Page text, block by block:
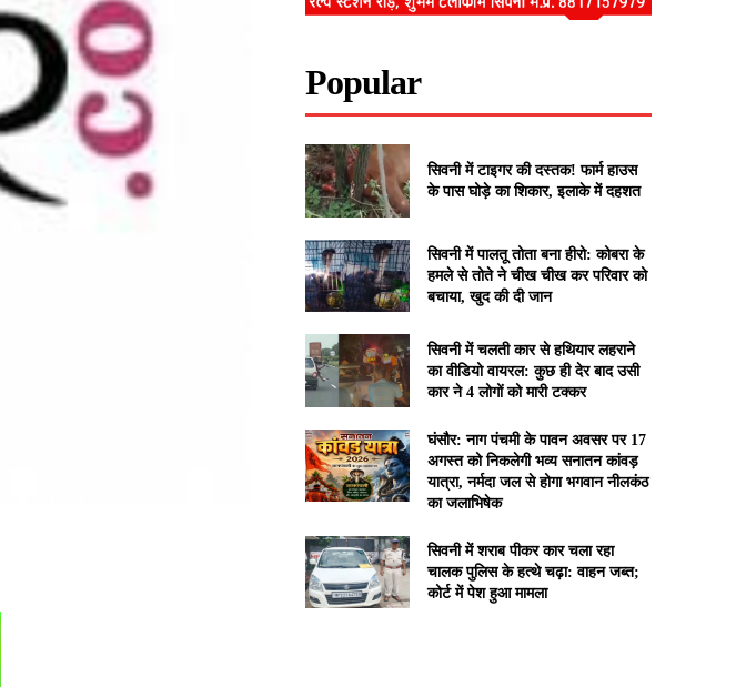
Popular
सिवनी में टाइगर की दस्तक! फार्म हाउस
के पास घोड़े का शिकार, इलाके में दहशत
सिवनी में पालतू तोता बना हीरो: कोबरा के
हमले से तोते ने चीख चीख कर परिवार को
बचाया, खुद की दी जान
सिवनी में चलती कार से हथियार लहराने
का वीडियो वायरल: कुछ ही देर बाद उसी
कार ने 4 लोगों को मारी टक्कर
घंसौर: नाग पंचमी के पावन अवसर पर 17
अगस्त को निकलेगी भव्य सनातन कांवड़
यात्रा, नर्मदा जल से होगा भगवान नीलकंठ
का जलाभिषेक
सिवनी में शराब पीकर कार चला रहा
चालक पुलिस के हत्थे चढ़ा: वाहन जब्त;
कोर्ट में पेश हुआ मामला